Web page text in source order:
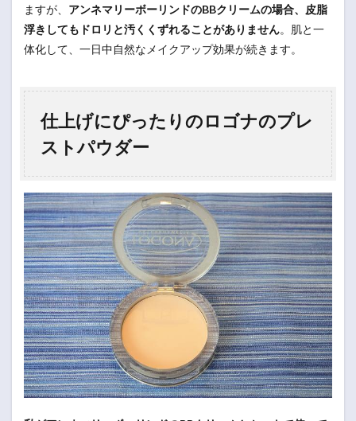
ますが、 アンネマリーボーリンドのBBクリームの場合、皮脂
浮きしてもドロリと汚くくずれることがありません。肌と一
体化して、一日中自然なメイクアップ効果が続きます。
仕上げにぴったりのロゴナのプレ
ストパウダー